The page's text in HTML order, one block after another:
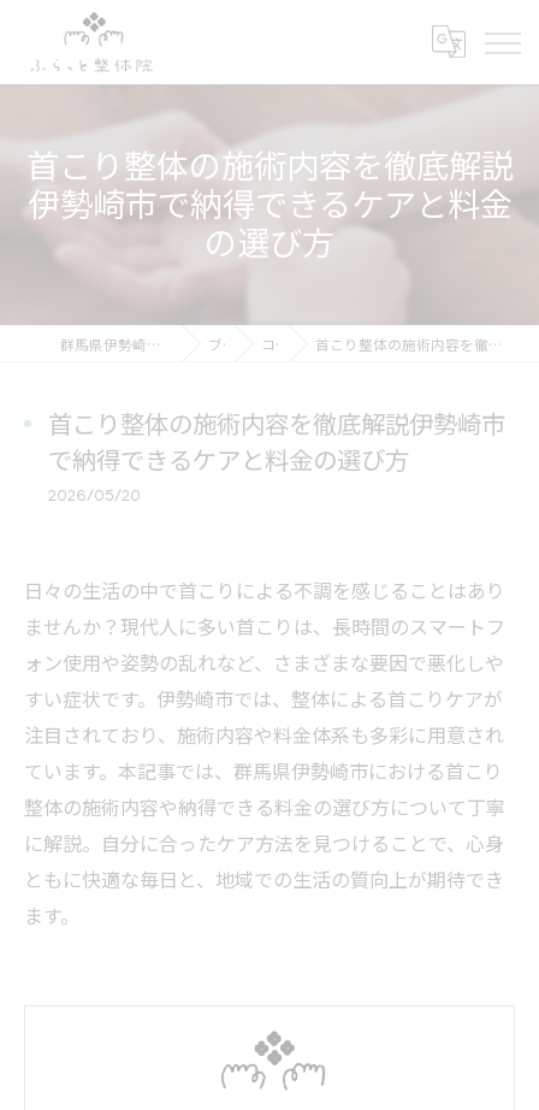
首こり整体の施術内容を徹底解説
伊勢崎市で納得できるケアと料金
の選び方
群馬県伊勢崎市の整体ならふらっと整体院 ブログ コラム 首こり整体の施術内容を徹底解説伊勢崎市で納得できるケアと料金の選び方
首こり整体の施術内容を徹底解説伊勢崎市
で納得できるケアと料金の選び方
2026/05/20
日々の生活の中で首こりによる不調を感じることはあり
ませんか？現代人に多い首こりは、長時間のスマートフ
ォン使用や姿勢の乱れなど、さまざまな要因で悪化しや
すい症状です。伊勢崎市では、整体による首こりケアが
注目されており、施術内容や料金体系も多彩に用意され
ています。本記事では、群馬県伊勢崎市における首こり
整体の施術内容や納得できる料金の選び方について丁寧
に解説。自分に合ったケア方法を見つけることで、心身
ともに快適な毎日と、地域での生活の質向上が期待でき
ます。